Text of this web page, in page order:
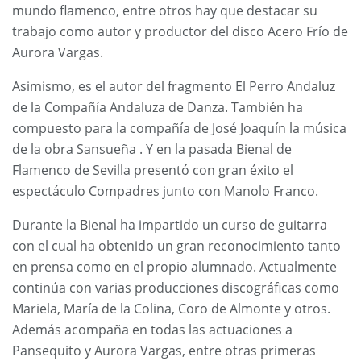
mundo flamenco, entre otros hay que destacar su
trabajo como autor y productor del disco Acero Frío de
Aurora Vargas.
Asimismo, es el autor del fragmento El Perro Andaluz
de la Compañía Andaluza de Danza. También ha
compuesto para la compañía de José Joaquín la música
de la obra Sansueña . Y en la pasada Bienal de
Flamenco de Sevilla presentó con gran éxito el
espectáculo Compadres junto con Manolo Franco.
Durante la Bienal ha impartido un curso de guitarra
con el cual ha obtenido un gran reconocimiento tanto
en prensa como en el propio alumnado. Actualmente
continúa con varias producciones discográficas como
Mariela, María de la Colina, Coro de Almonte y otros.
Además acompaña en todas las actuaciones a
Pansequito y Aurora Vargas, entre otras primeras